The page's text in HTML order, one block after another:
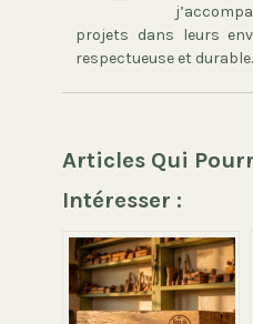
projets dans leurs
respectueuse et durable.
Articles Qui
Intéresser :